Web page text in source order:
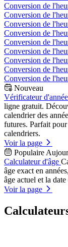
Conversion de
Conversion de
Conversion de
Conversion de
Conversion de
Conversion de
Conversion de
Conversion de
Nouveau
Vérificateur
ligne gratuit.
calendrier des
futures. Parfait
calendriers.
Voir la page
Populaire
Calculateur d'âge
âge exact en
âge actuel et la
Voir la page